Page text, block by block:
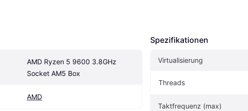
AMD Ryzen 5 9600 3.8GHz
Socket AM5 Box
AMD
Spezifikationen
Virtualisierung
Threads
Taktfrequenz (max)